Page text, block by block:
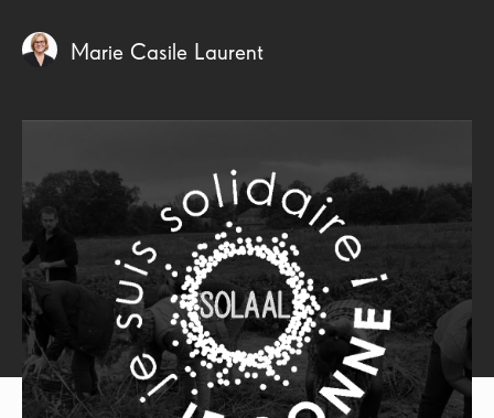
SEIKO BLOG
...OR VISIT YOUR LOCAL SITE
China
Germany
Hungary Italy
Marie Casile Laurent
réalise son Bilan Carbone sur les 3 scopes
Sujets
anti uv(1)
association
(14)
buée sur les lunettes(1)
Tout voir